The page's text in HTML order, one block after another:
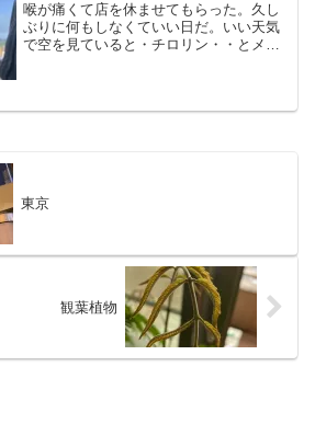
喉が痛くて店を休ませてもらった。久し
ぶりに何もしなくていい日だ。いい天気
で空を見ていると・チロリン・・とメー
以前のように異常反...
東京
観葉植物